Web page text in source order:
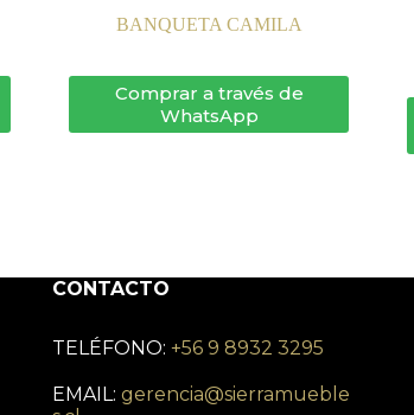
BANQUETA CAMILA
Comprar a través de
WhatsApp
CONTACTO
TELÉFONO: +56 9 8932 3295
EMAIL: gerencia@sierramueble